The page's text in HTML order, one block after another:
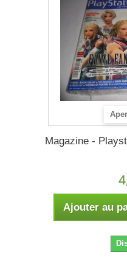
Magazine -
Ajouter au